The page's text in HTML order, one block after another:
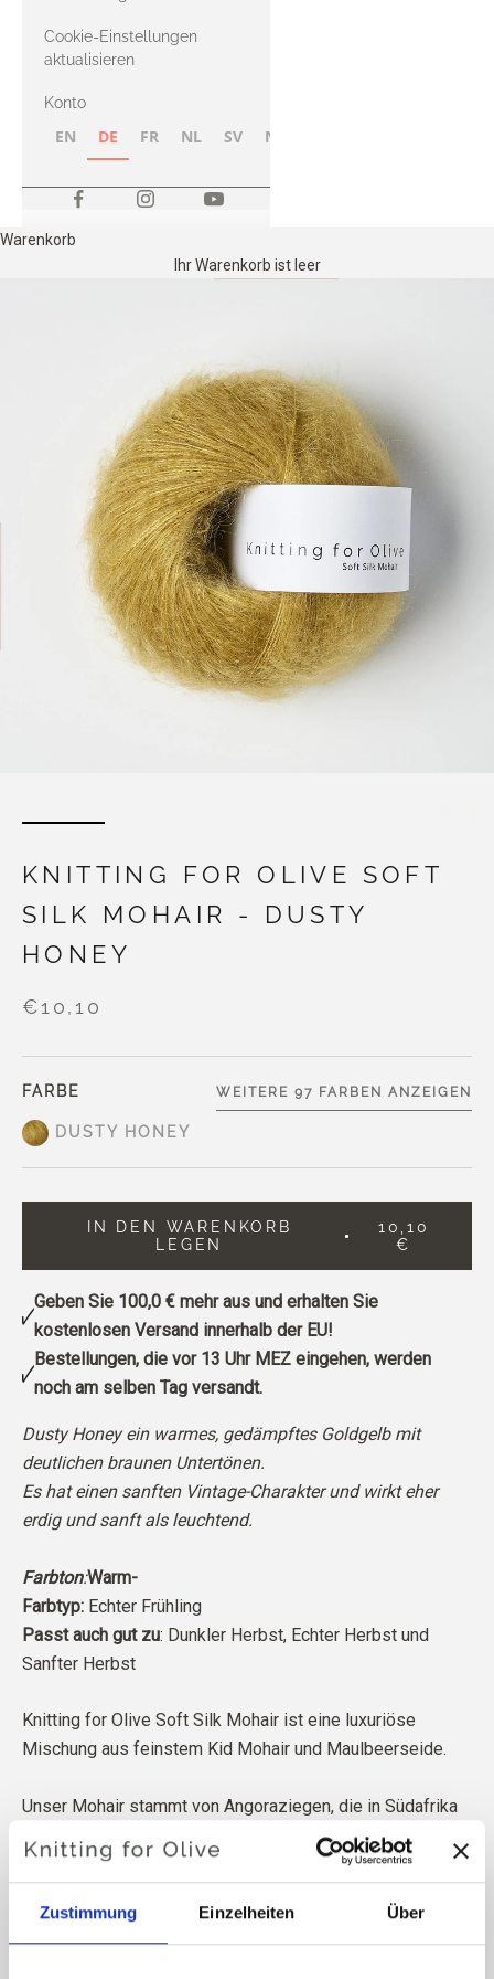
Zustimmung Einzelheiten Über
Cookie-Einstellungen
aktualisieren
Konto
EN DE FR NL SV NB
Warenkorb
Ihr Warenkorb ist leer
KNITTING FOR OLIVE SOFT
SILK MOHAIR - DUSTY
HONEY
€10,10
FARBE
DUSTY HONEY
WEITERE 97 FARBEN ANZEIGEN
IN DEN WARENKORB
LEGEN
10,10
€
Geben Sie 100,0 €mehr aus und erhalten Sie
kostenlosen Versand innerhalb der EU!
Bestellungen, die vor 13 Uhr MEZ eingehen, werden
noch am selben Tag versandt.
Dusty Honey ein warmes, gedämpftes Goldgelb mit
deutlichen braunen Untertönen.
Es hat einen sanften Vintage-Charakter und wirkt eher
erdig und sanft als leuchtend.
Farbton:Warm-
Farbtyp: Echter Frühling
Passt auch gut zu: Dunkler Herbst, Echter Herbst und
Sanfter Herbst
Knitting for Olive Soft Silk Mohair ist eine luxuriöse
Mischung aus feinstem Kid Mohair und Maulbeerseide.
Unser Mohair stammt von Angoraziegen, die in Südafrika
gezüchtet werden, und auch das Garn wird vor Ort
hergestellt. Unsere Garne lassen sich bis zu den
wir genau wissen, von welchen Farmen, Bauern und
Ziegen unsere Wolle stammt.